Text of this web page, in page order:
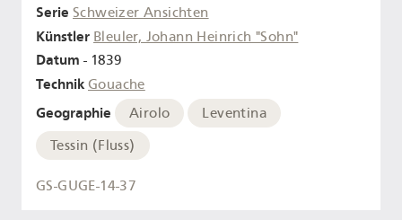
Serie Schweizer Ansichten
Künstler Bleuler, Johann Heinrich "Sohn"
Datum - 1839
Technik Gouache
Geographie Airolo
Leventina
Tessin (Fluss)
GS-GUGE-14-37